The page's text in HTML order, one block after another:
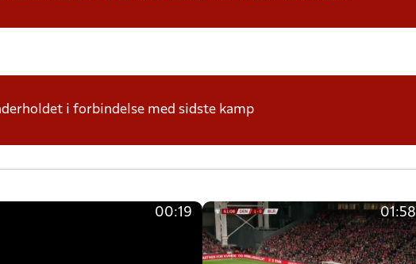
i forbindelse med sidste kamp
00:19 01:58